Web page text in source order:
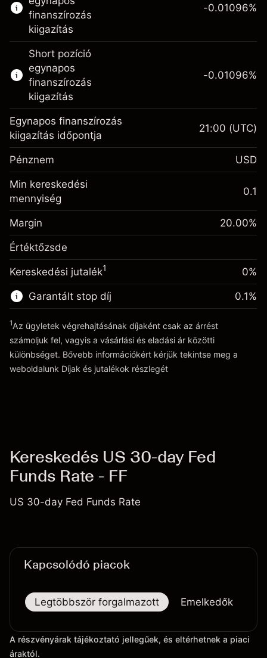
Bővebb információk:
CFD-k
Knock-outok
finanszírozás
kiigazítás
Fedezet. A befektetése
$1,000.00
Egynapos finanszírozás
kiigazítás
A pozíció teljes értékéből
származó díjak
-0.01096
%
Ügyletméret tőkeáttétellel ~$5,000.00
Tőkeáttételből származó pénz ~
$4,000.00
Ugrás a platformra
-0.01096%
Short pozíció
egynapos
finanszírozás
kiigazítás
Fedezet. A befektetése
Egynapos finanszírozás
kiigazítás
A pozíció teljes értékéből
származó díjak
-0.01096
%
Ügyletméret tőkeáttétellel ~
Tőkeáttételből származó pénz ~
Ugrás a platformra
-0.01096%
Egynapos finanszírozás
kiigazítás időpontja
21:00 (UTC)
Pénznem USD
Min kereskedési
mennyiség
0.1
Margin 20.00%
Értéktőzsde
Kereskedési jutalék1 0%
Garantált stop díj
Díjak és jutalékokrészlegét
0.1%
1Az ügyletek végrehajtásának díjaként csak az árrést
számoljuk fel, vagyis a vásárlási és eladási ár közötti
különbséget. Bővebb információkért kérjük tekintse meg a
weboldalunk Díjak és jutalékok részlegét
Kereskedés US 30-day Fed
Funds Rate - FF
US 30-day Fed Funds Rate
Kapcsolódó piacok
Legtöbbször forgalmazott Emelkedők
A részvényárak tájékoztató jellegűek, és eltérhetnek a piaci
áraktól.